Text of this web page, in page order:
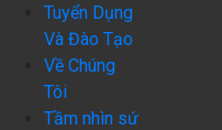
Tuyển Dụng
Và Đào Tạo
Về Chúng
Tôi
Tầm nhìn sứ